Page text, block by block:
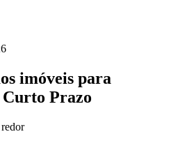
imóveis para
Prazo